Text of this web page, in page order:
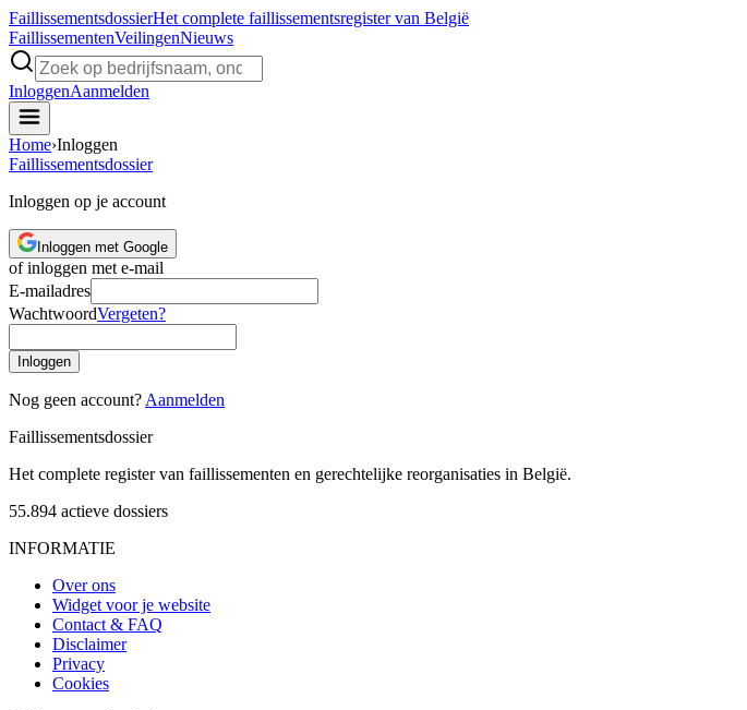
FaillissementsdossierHet complete faillissementsregister van België
FaillissementenVeilingenNieuws
InloggenAanmelden
Home›Inloggen
Faillissementsdossier
Inloggen op je account
Inloggen met Google
of inloggen met e-mail
E-mailadres
WachtwoordVergeten?
Inloggen
Nog geen account? Aanmelden
Faillissementsdossier
Het complete register van faillissementen en gerechtelijke reorganisaties in België.
55.894 actieve dossiers
INFORMATIE
Over ons
Widget voor je website
Contact & FAQ
Disclaimer
Privacy
Cookies